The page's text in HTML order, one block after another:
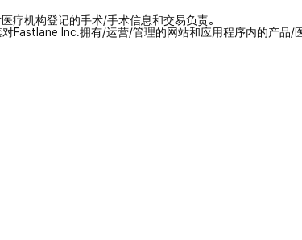
疗机构登记的手术/手术信息和交易负责。
Fastlane Inc.拥有/运营/管理的网站和应用程序内的产品/